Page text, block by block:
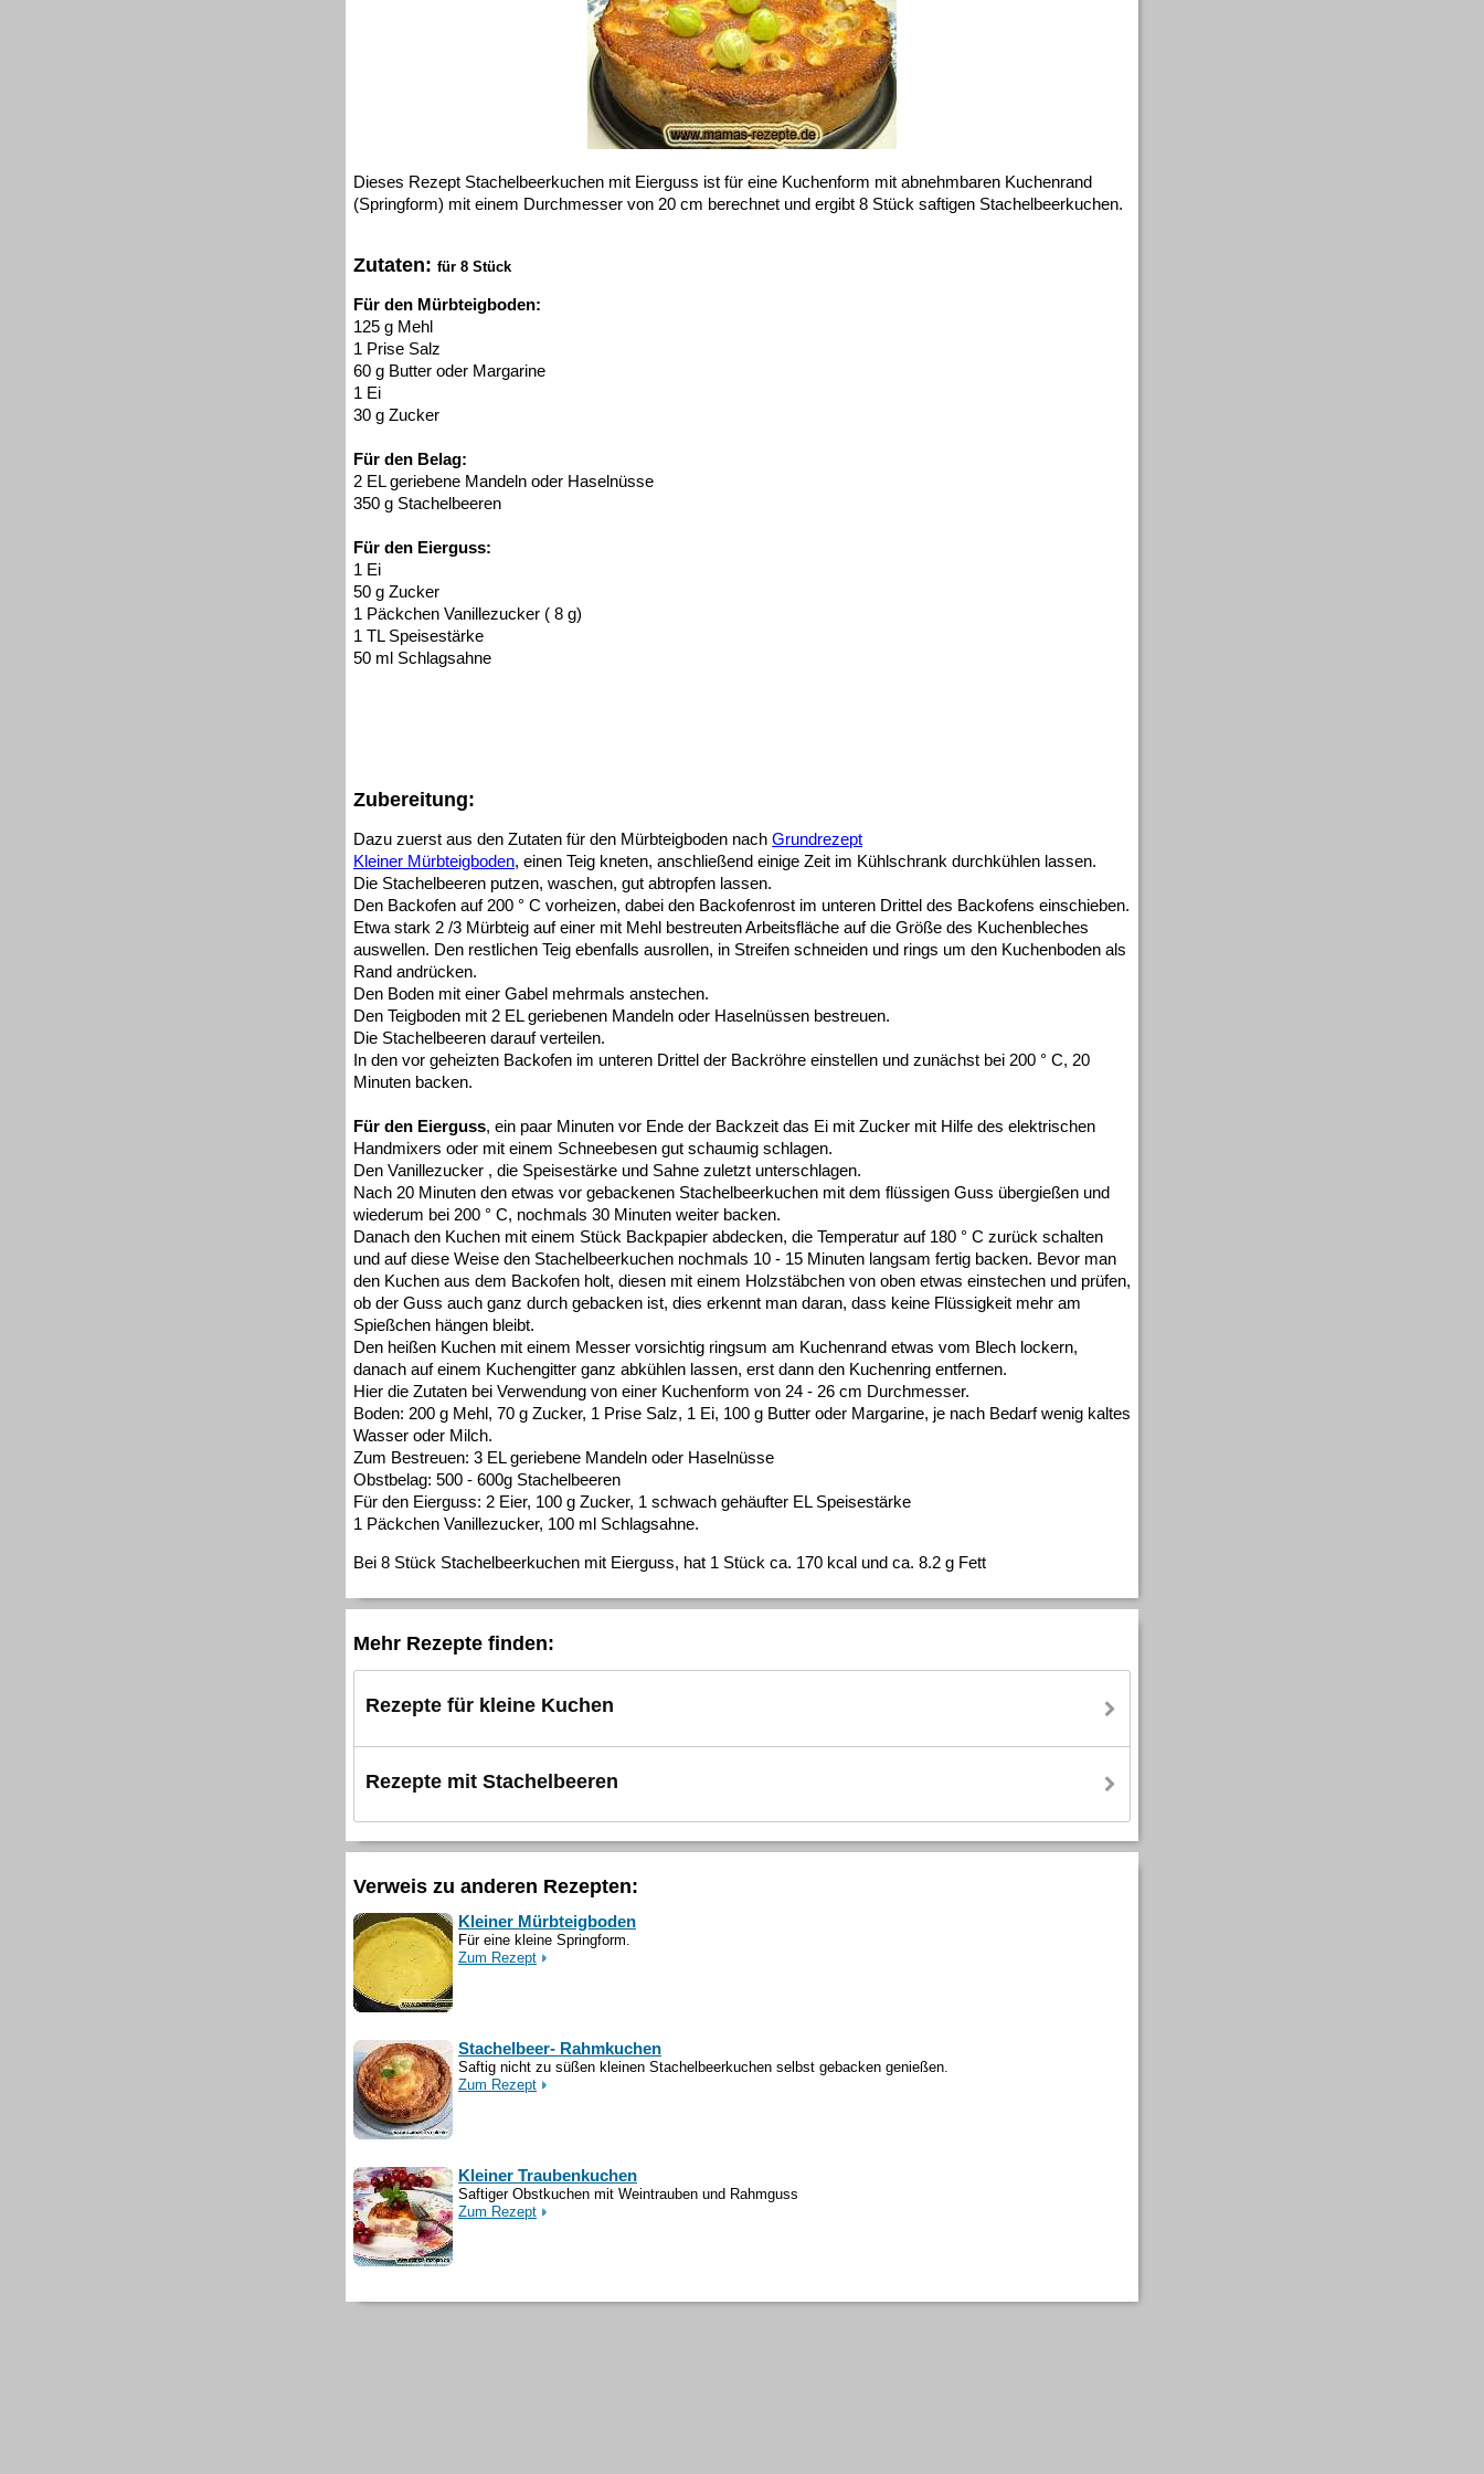
Dieses Rezept Stachelbeerkuchen mit Eierguss ist für eine Kuchenform mit abnehmbaren Kuchenrand
(Springform) mit einem Durchmesser von 20 cm berechnet und ergibt 8 Stück saftigen Stachelbeerkuchen.
Zutaten: für 8 Stück
Für den Mürbteigboden:
125 g Mehl
1 Prise Salz
60 g Butter oder Margarine
1 Ei
30 g Zucker
Für den Belag:
2 EL geriebene Mandeln oder Haselnüsse
350 g Stachelbeeren
Für den Eierguss:
1 Ei
50 g Zucker
1 Päckchen Vanillezucker ( 8 g)
1 TL Speisestärke
50 ml Schlagsahne
Zubereitung:
Dazu zuerst aus den Zutaten für den Mürbteigboden nach Grundrezept
Kleiner Mürbteigboden, einen Teig kneten, anschließend einige Zeit im Kühlschrank durchkühlen lassen.
Die Stachelbeeren putzen, waschen, gut abtropfen lassen.
Den Backofen auf 200 ° C vorheizen, dabei den Backofenrost im unteren Drittel des Backofens einschieben.
Etwa stark 2 /3 Mürbteig auf einer mit Mehl bestreuten Arbeitsfläche auf die Größe des Kuchenbleches
auswellen. Den restlichen Teig ebenfalls ausrollen, in Streifen schneiden und rings um den Kuchenboden als
Rand andrücken.
Den Boden mit einer Gabel mehrmals anstechen.
Den Teigboden mit 2 EL geriebenen Mandeln oder Haselnüssen bestreuen.
Die Stachelbeeren darauf verteilen.
In den vor geheizten Backofen im unteren Drittel der Backröhre einstellen und zunächst bei 200 ° C, 20
Minuten backen.
Für den Eierguss, ein paar Minuten vor Ende der Backzeit das Ei mit Zucker mit Hilfe des elektrischen
Handmixers oder mit einem Schneebesen gut schaumig schlagen.
Den Vanillezucker , die Speisestärke und Sahne zuletzt unterschlagen.
Nach 20 Minuten den etwas vor gebackenen Stachelbeerkuchen mit dem flüssigen Guss übergießen und
wiederum bei 200 ° C, nochmals 30 Minuten weiter backen.
Danach den Kuchen mit einem Stück Backpapier abdecken, die Temperatur auf 180 ° C zurück schalten
und auf diese Weise den Stachelbeerkuchen nochmals 10 - 15 Minuten langsam fertig backen. Bevor man
den Kuchen aus dem Backofen holt, diesen mit einem Holzstäbchen von oben etwas einstechen und prüfen,
ob der Guss auch ganz durch gebacken ist, dies erkennt man daran, dass keine Flüssigkeit mehr am
Spießchen hängen bleibt.
Den heißen Kuchen mit einem Messer vorsichtig ringsum am Kuchenrand etwas vom Blech lockern,
danach auf einem Kuchengitter ganz abkühlen lassen, erst dann den Kuchenring entfernen.
Hier die Zutaten bei Verwendung von einer Kuchenform von 24 - 26 cm Durchmesser.
Boden: 200 g Mehl, 70 g Zucker, 1 Prise Salz, 1 Ei, 100 g Butter oder Margarine, je nach Bedarf wenig kaltes
Wasser oder Milch.
Zum Bestreuen: 3 EL geriebene Mandeln oder Haselnüsse
Obstbelag: 500 - 600g Stachelbeeren
Für den Eierguss: 2 Eier, 100 g Zucker, 1 schwach gehäufter EL Speisestärke
1 Päckchen Vanillezucker, 100 ml Schlagsahne.
Bei 8 Stück Stachelbeerkuchen mit Eierguss, hat 1 Stück ca. 170 kcal und ca. 8.2 g Fett
Mehr Rezepte finden:
Rezepte für kleine Kuchen
Rezepte mit Stachelbeeren
Verweis zu anderen Rezepten:
Kleiner Mürbteigboden
Für eine kleine Springform.
Zum Rezept
Stachelbeer- Rahmkuchen
Saftig nicht zu süßen kleinen Stachelbeerkuchen selbst gebacken genießen.
Zum Rezept
Kleiner Traubenkuchen
Saftiger Obstkuchen mit Weintrauben und Rahmguss
Zum Rezept